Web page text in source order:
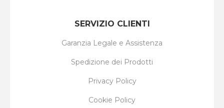
SERVIZIO CLIENTI
Garanzia Legale e Assistenza
Spedizione dei Prodotti
Privacy Policy
Cookie Policy